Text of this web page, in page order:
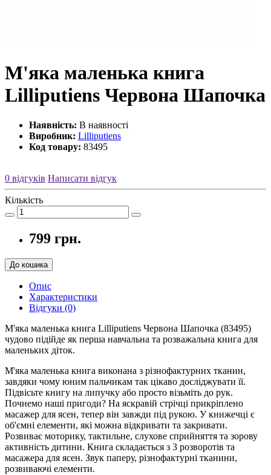
М'яка маленька книга
Lilliputiens Червона Шапочка
Наявність: В наявності
Виробник: Lilliputiens
Код товару: 83495
0 відгуків Написати відгук
Кількість
799 грн.
До кошика
Опис
Характеристики
Відгуки (0)
М'яка маленька книга Lilliputiens Червона Шапочка (83495)
чудово підійде як перша навчальна та розважальна книга для
маленьких діток.
М'яка маленька книга виконана з різнофактурних тканин,
завдяки чому юним пальчикам так цікаво досліджувати її.
Підвісьте книгу на липучку або просто візьміть до рук.
Почнемо наші пригоди? На яскравій стрічці прикріплено
масажер для ясен, тепер він завжди під рукою. У книжечці є
об'ємні елементи, які можна відкривати та закривати.
Розвиває моторику, тактильне, слухове сприйняття та зорову
активність дитини. Книга складається з 3 розворотів та
масажера для ясен. Звук паперу, різнофактурні тканини,
розвиваючі елементи.